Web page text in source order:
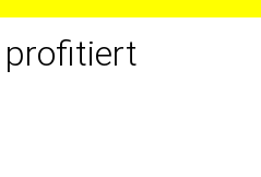
profitiert